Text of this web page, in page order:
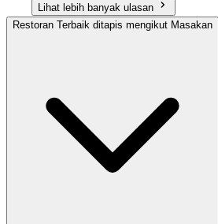
Lihat lebih banyak ulasan
Restoran Terbaik ditapis mengikut Masakan